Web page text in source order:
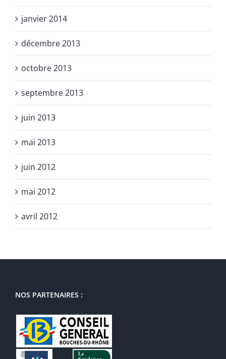
janvier 2014
décembre 2013
octobre 2013
septembre 2013
juin 2013
mai 2013
juin 2012
mai 2012
avril 2012
NOS PARTENAIRES :